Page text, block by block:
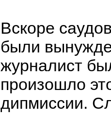
Вскоре
были
журналист
произошло
дипмиссии.